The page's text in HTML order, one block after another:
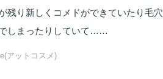
残り新しくコメドができていたり毛
しまったりしていて……
アットコスメ)